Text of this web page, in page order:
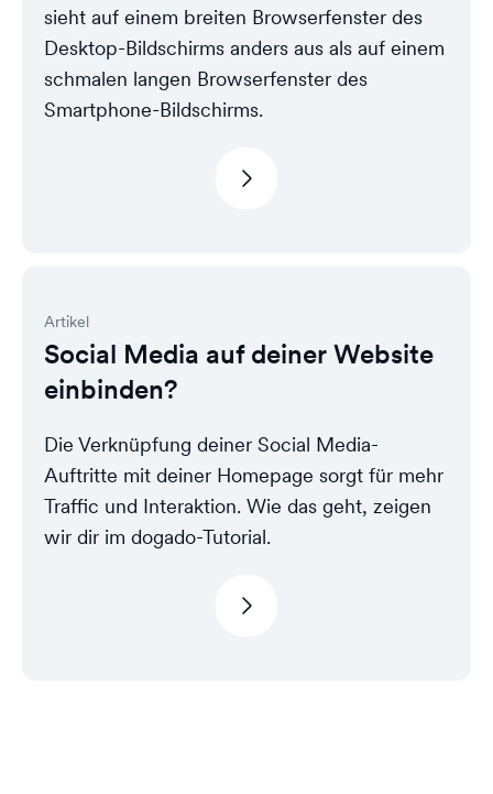
sieht auf einem breiten Browserfenster des
Desktop-Bildschirms anders aus als auf einem
schmalen langen Browserfenster des
Smartphone-Bildschirms.
Artikel
Social Media auf deiner Website
einbinden?
Die Verknüpfung deiner Social Media-
Auftritte mit deiner Homepage sorgt für mehr
Traffic und Interaktion. Wie das geht, zeigen
wir dir im dogado-Tutorial.